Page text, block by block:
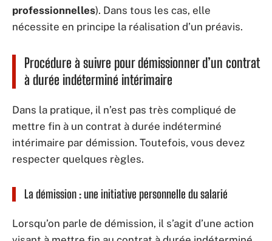
professionnelles). Dans tous les cas, elle
nécessite en principe la réalisation d’un préavis.
Procédure à suivre pour démissionner d’un contrat
à durée indéterminé intérimaire
Dans la pratique, il n’est pas très compliqué de
mettre fin à un contrat à durée indéterminé
intérimaire par démission. Toutefois, vous devez
respecter quelques règles.
La démission : une initiative personnelle du salarié
Lorsqu’on parle de démission, il s’agit d’une action